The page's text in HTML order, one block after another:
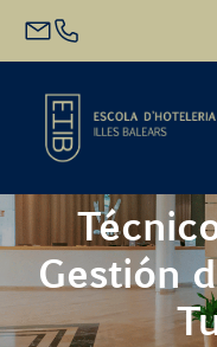
Oferta académica
Gestión